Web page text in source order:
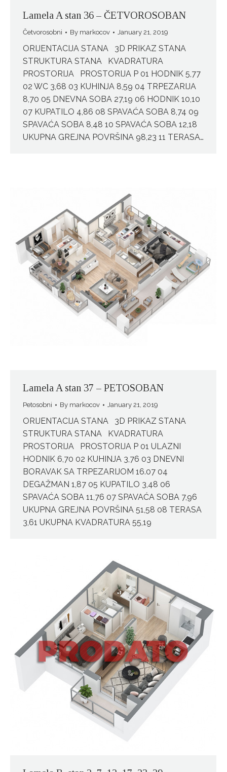
Lamela A stan 36 – ČETVOROSOBAN
Četvorosobni By markocov January 21, 2019
ORIJENTACIJA STANA 3D PRIKAZ STANA
STRUKTURA STANA KVADRATURA
PROSTORIJA PROSTORIJA P 01 HODNIK 5,77
02 WC 3,68 03 KUHINJA 8,59 04 TRPEZARIJA
8,70 05 DNEVNA SOBA 27,19 06 HODNIK 10,10
07 KUPATILO 4,86 08 SPAVAĆA SOBA 8,74 09
SPAVAĆA SOBA 8,48 10 SPAVAĆA SOBA 12,18
UKUPNA GREJNA POVRŠINA 98,23 11 TERASA…
Lamela A stan 37 – PETOSOBAN
Petosobni By markocov January 21, 2019
ORIJENTACIJA STANA 3D PRIKAZ STANA
STRUKTURA STANA KVADRATURA
PROSTORIJA PROSTORIJA P 01 ULAZNI
HODNIK 6,70 02 KUHINJA 3,76 03 DNEVNI
BORAVAK SA TRPEZARIJOM 16.07 04
DEGAŽMAN 1,87 05 KUPATILO 3,48 06
SPAVAĆA SOBA 11,76 07 SPAVAĆA SOBA 7,96
UKUPNA GREJNA POVRŠINA 51,58 08 TERASA
3,61 UKUPNA KVADRATURA 55,19